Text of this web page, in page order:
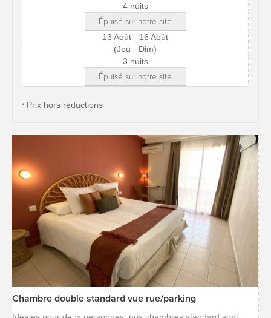
4 nuits
Épuisé sur notre site
13 Août - 16 Août
(Jeu - Dim)
3 nuits
Épuisé sur notre site
* Prix hors réductions
Chambre double standard vue rue/parking